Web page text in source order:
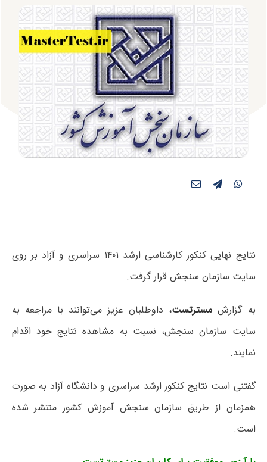
نتایج نهایی کنکور کارشناسی ارشد ۱۴۰۱ سراسری و آزاد بر روی
سایت سازمان سنجش قرار گرفت.
به گزارش مسترتست، داوطلبان عزیز می‌توانند با مراجعه به
سایت سازمان سنجش، نسبت به مشاهده نتایج خود اقدام
نمایند.
گفتنی است نتایج کنکور ارشد سراسری و دانشگاه آزاد به صورت
همزمان از طریق سازمان سنجش آموزش کشور منتشر شده
است.